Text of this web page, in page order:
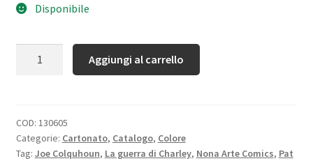
Disponibile
Aggiungi al carrello
COD: 130605
Categorie: Cartonato, Catalogo, Colore
Tag: Joe Colquhoun, La guerra di Charley, Nona Arte Comics, Pat